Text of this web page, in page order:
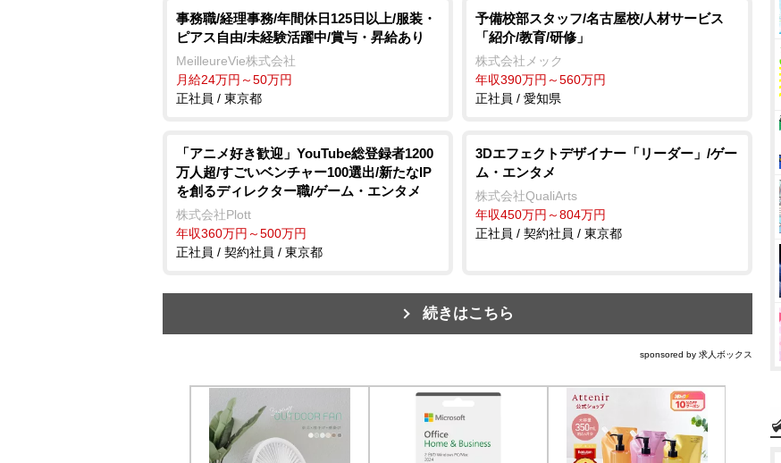
事務職/経理事務/年間休日125日以上/服装・
ピアス自由/未経験活躍中/賞与・昇給あり
MeilleureVie株式会社
月給24万円～50万円
正社員 / 東京都
予備校部スタッフ/名古屋校/人材サービス
「紹介/教育/研修」
株式会社メック
年収390万円～560万円
正社員 / 愛知県
「アニメ好き歓迎」YouTube総登録者1200
万人超/すごいベンチャー100選出/新たなIP
を創るディレクター職/ゲーム・エンタメ
株式会社Plott
年収360万円～500万円
正社員 / 契約社員 / 東京都
3Dエフェクトデザイナー「リーダー」/ゲー
ム・エンタメ
株式会社QualiArts
年収450万円～804万円
正社員 / 契約社員 / 東京都
続きはこちら
sponsored by 求人ボックス